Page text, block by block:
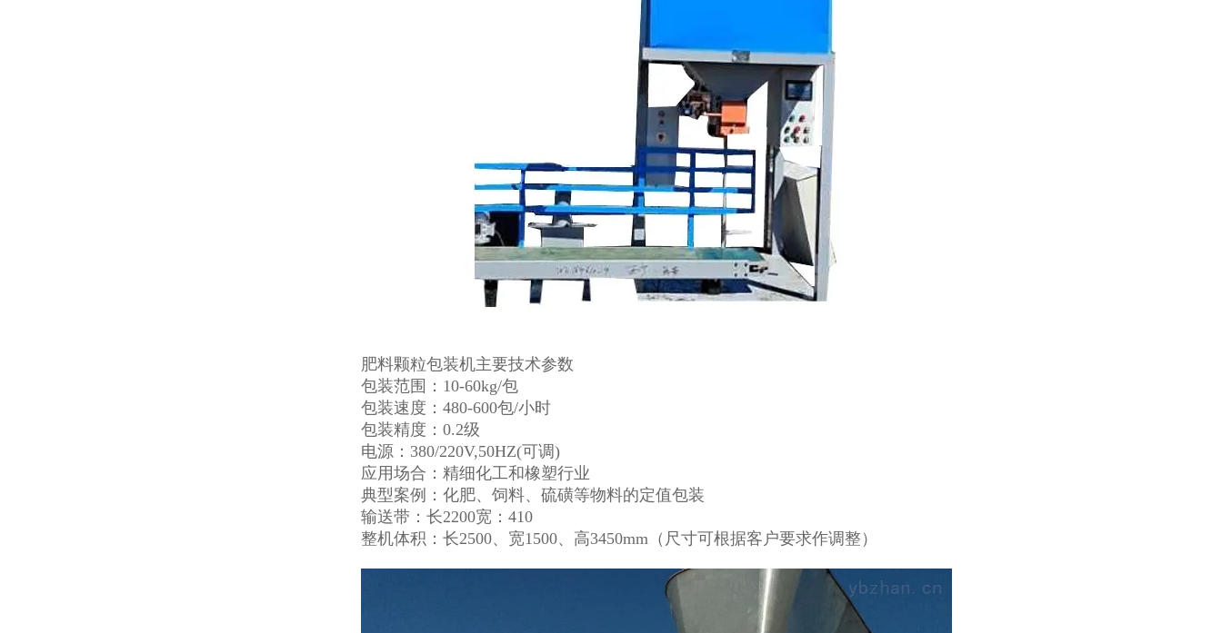
肥料颗粒包装机主要技术参数
包装范围：10-60kg/包
包装速度：480-600包/小时
包装精度：0.2级
电源：380/220V,50HZ(可调)
应用场合：精细化工和橡塑行业
典型案例：化肥、饲料、硫磺等物料的定值包装
输送带：长2200宽：410
整机体积：长2500、宽1500、高3450mm（尺寸可根据客户要求作调整）